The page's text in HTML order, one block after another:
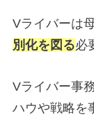
Vライバーは
別化を図る必
Vライバー事
ハウや戦略を